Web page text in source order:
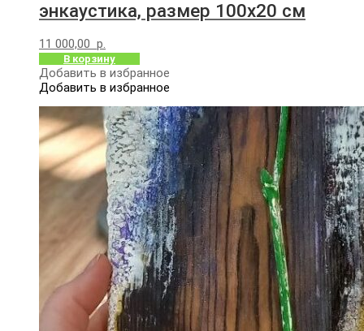
энкаустика, размер 100х20 см
11 000,00 р.
В корзину
Добавить в избранное
Добавить в избранное